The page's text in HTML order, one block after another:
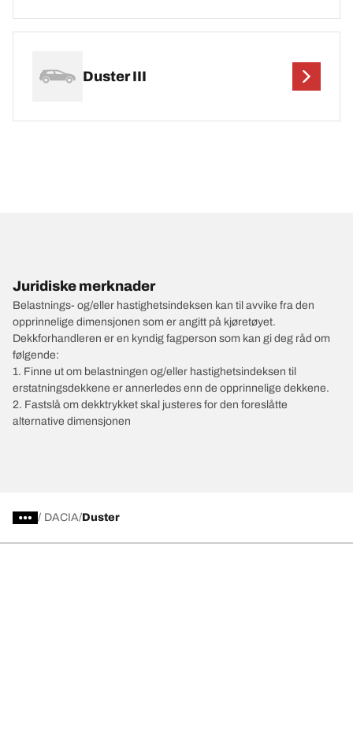
Duster III
Juridiske merknader
Belastnings- og/eller hastighetsindeksen kan til avvike fra den
opprinnelige dimensjonen som er angitt på kjøretøyet.
Dekkforhandleren er en kyndig fagperson som kan gi deg råd om
følgende:
1. Finne ut om belastningen og/eller hastighetsindeksen til
erstatningsdekkene er annerledes enn de opprinnelige dekkene.
2. Fastslå om dekktrykket skal justeres for den foreslåtte
alternative dimensjonen
/ DACIA Duster